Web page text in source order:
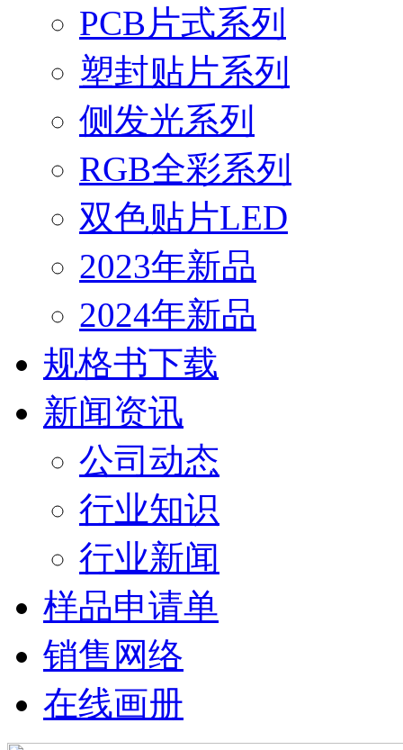
PCB片式系列
塑封贴片系列
侧发光系列
RGB全彩系列
双色贴片LED
2023年新品
2024年新品
规格书下载
新闻资讯
公司动态
行业知识
行业新闻
样品申请单
销售网络
在线画册